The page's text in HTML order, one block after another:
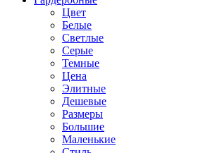
Цвет
Белые
Светлые
Серые
Темные
Цена
Элитные
Дешевые
Размеры
Большие
Маленькие